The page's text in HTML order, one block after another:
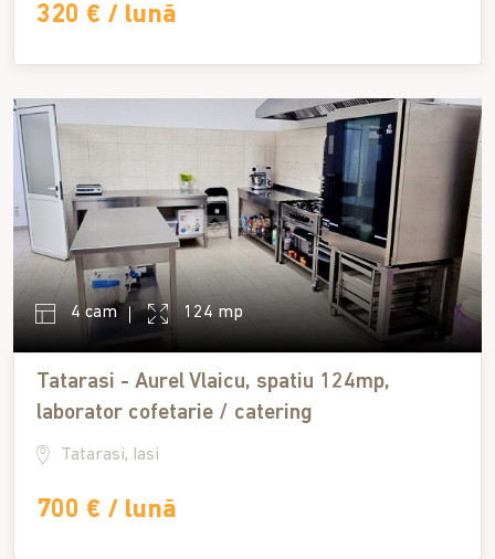
320 € / lună
4 cam 124 mp
Tatarasi - Aurel Vlaicu, spatiu 124mp,
laborator cofetarie / catering
Tatarasi, Iasi
700 € / lună